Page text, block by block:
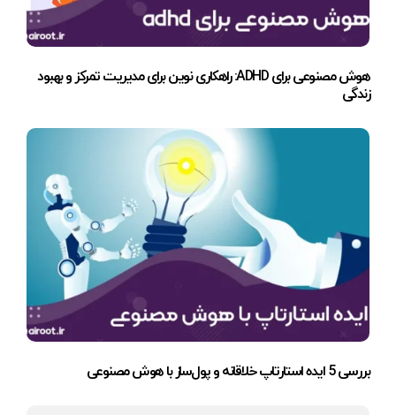
هوش مصنوعی برای ADHD: راهکاری نوین برای مدیریت تمرکز و بهبود
زندگی
بررسی 5 ایده استارتاپ خلاقانه و پول‌ساز با هوش مصنوعی